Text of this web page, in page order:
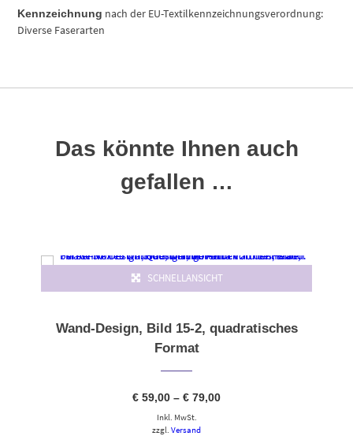
Kennzeichnung nach der EU-Textilkennzeichnungsverordnung:
Diverse Faserarten
Das könnte Ihnen auch
gefallen …
Dieses Produkt weist mehrere Varianten auf. Die Optionen können auf der Produktseite gewählt werden
SCHNELLANSICHT
Wand-Design, Bild 15-2, quadratisches
Format
€ 59,00 –€ 79,00Preisspanne:
Inkl. MwSt.
zzgl.Versand